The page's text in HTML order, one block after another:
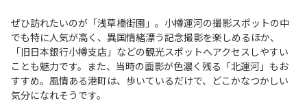
ぜひ訪れたいのが「浅草橋街園」。小樽運河の撮影スポットの中
でも特に人気が高く、異国情緒漂う記念撮影を楽しめるほか、
「旧日本銀行小樽支店」などの観光スポットへアクセスしやすい
ことも魅力です。また、当時の面影が色濃く残る「北運河」もお
すすめ。風情ある港町は、歩いているだけで、どこかなつかしい
気分になれそうです。